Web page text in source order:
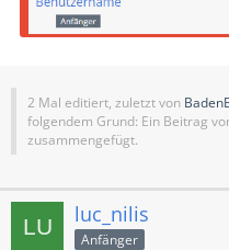
2 Mal editiert, zuletzt von
folgendem Grund: Ein Beitrag
zusammengefügt.
luc_nilis
Anfänger